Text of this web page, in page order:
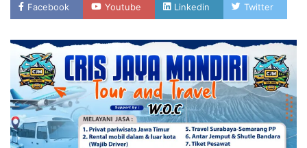
Facebook Youtube Linkedin Twitter